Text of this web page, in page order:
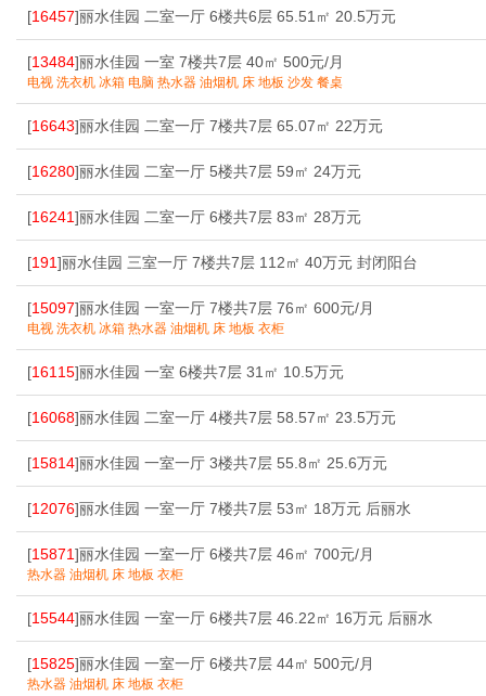
[16457]丽水佳园 二室一厅 6楼共6层 65.51㎡ 20.5万元
[13484]丽水佳园 一室 7楼共7层 40㎡ 500元/月
电视 洗衣机 冰箱 电脑 热水器 油烟机 床 地板 沙发 餐桌
[16643]丽水佳园 二室一厅 7楼共7层 65.07㎡ 22万元
[16280]丽水佳园 二室一厅 5楼共7层 59㎡ 24万元
[16241]丽水佳园 二室一厅 6楼共7层 83㎡ 28万元
[191]丽水佳园 三室一厅 7楼共7层 112㎡ 40万元 封闭阳台
[15097]丽水佳园 一室一厅 7楼共7层 76㎡ 600元/月
电视 洗衣机 冰箱 热水器 油烟机 床 地板 衣柜
[16115]丽水佳园 一室 6楼共7层 31㎡ 10.5万元
[16068]丽水佳园 二室一厅 4楼共7层 58.57㎡ 23.5万元
[15814]丽水佳园 一室一厅 3楼共7层 55.8㎡ 25.6万元
[12076]丽水佳园 一室一厅 7楼共7层 53㎡ 18万元 后丽水
[15871]丽水佳园 一室一厅 6楼共7层 46㎡ 700元/月
热水器 油烟机 床 地板 衣柜
[15544]丽水佳园 一室一厅 6楼共7层 46.22㎡ 16万元 后丽水
[15825]丽水佳园 一室一厅 6楼共7层 44㎡ 500元/月
热水器 油烟机 床 地板 衣柜